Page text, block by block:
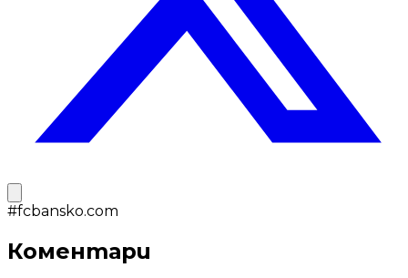
#fcbansko.com
Коментари